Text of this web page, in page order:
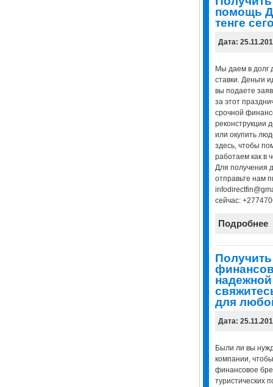
помощь
тенге
Дата:
Мы даем в долг
ставки. Деньги
вы подаете
за этот
срочной
реконструкции
или окупить
здесь, чтобы
работаем как в
Для получения
отправьте нам
сейчас:
Подробнее
для
Дата:
Были ли вы
компании,
финансовое
туристических